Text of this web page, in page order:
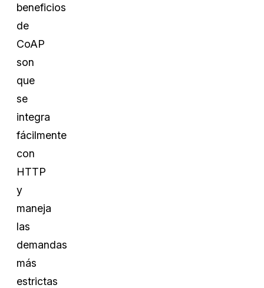
beneficios
de
CoAP
son
que
se
integra
fácilmente
con
HTTP
y
maneja
las
demandas
más
estrictas